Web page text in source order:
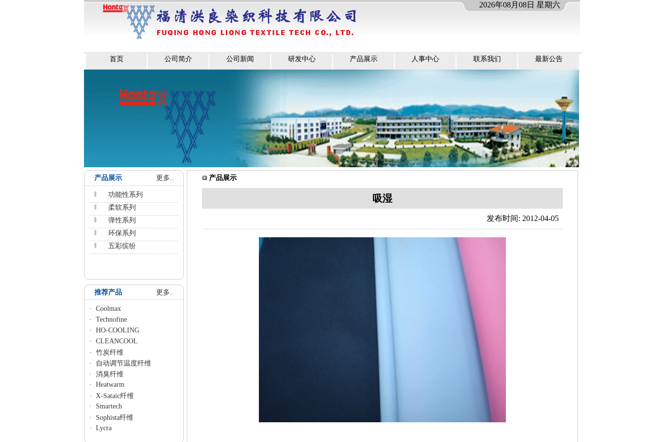
2026年08月08日 星期六
首页 公司简介 公司新闻 研发中心 产品展示 人事中心 联系我们 最新公告
产品展示 更多..
功能性系列
柔软系列
弹性系列
环保系列
五彩缤纷
推荐产品 更多..
· Coolmax
· Technofine
· HO-COOLING
· CLEANCOOL
· 竹炭纤维
·
自动调节温度纤维
· 消臭纤维
· Heatwarm
· X-Sataic纤维
· Smartech
· Sophista纤维
· Lycra
产品展示
吸湿
发布时间: 2012-04-05